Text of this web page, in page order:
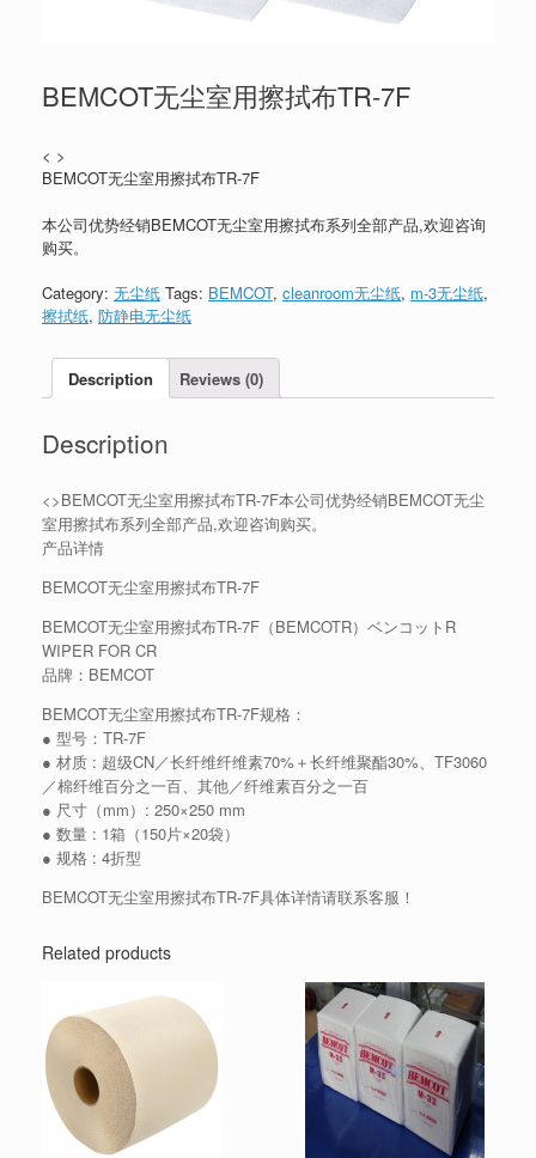
BEMCOT无尘室用擦拭布TR-7F
< >
BEMCOT无尘室用擦拭布TR-7F
本公司优势经销BEMCOT无尘室用擦拭布系列全部产品,欢迎咨询
购买。
Category: 无尘纸 Tags: BEMCOT, cleanroom无尘纸, m-3无尘纸,
擦拭纸, 防静电无尘纸
Description Reviews (0)
Description
<>BEMCOT无尘室用擦拭布TR-7F本公司优势经销BEMCOT无尘
室用擦拭布系列全部产品,欢迎咨询购买。
产品详情
BEMCOT无尘室用擦拭布TR-7F
BEMCOT无尘室用擦拭布TR-7F（BEMCOTR）ベンコットR
WIPER FOR CR
品牌：BEMCOT
BEMCOT无尘室用擦拭布TR-7F规格：
● 型号：TR-7F
● 材质 : 超级CN／长纤维纤维素70%＋长纤维聚酯30%、TF3060
／棉纤维百分之一百、其他／纤维素百分之一百
● 尺寸（mm）: 250×250 mm
● 数量 : 1箱（150片×20袋）
● 规格 : 4折型
BEMCOT无尘室用擦拭布TR-7F具体详情请联系客服！
Related products